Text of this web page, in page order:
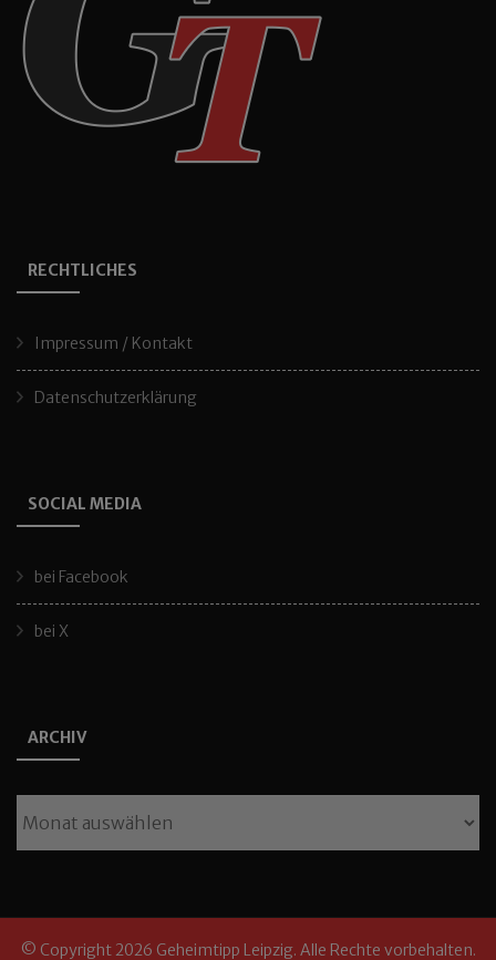
RECHTLICHES
Impressum / Kontakt
Datenschutzerklärung
SOCIAL MEDIA
bei Facebook
bei X
ARCHIV
© Copyright 2026 Geheimtipp Leipzig. Alle Rechte vorbehalten.